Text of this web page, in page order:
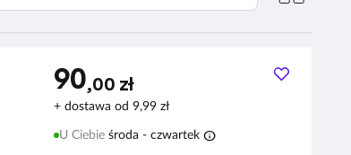
90,00 zł
+ dostawa od 9,99 zł
U Ciebie środa - czwartek info